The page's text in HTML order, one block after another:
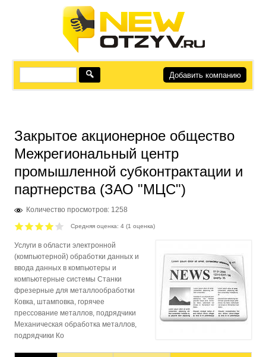
Добавить компанию
Закрытое акционерное общество
Межрегиональный центр
промышленной субконтрактации и
партнерства (ЗАО "МЦС")
Количество просмотров: 1258
Средняя оценка:4 (1 оценка)
Услуги в области электронной
(компьютерной) обработки данных и
ввода данных в компьютеры и
компьютерные системы Станки
фрезерные для металлообработки
Ковка, штамповка, горячее
прессование металлов, подрядчики
Механическая обработка металлов,
подрядчики Ко